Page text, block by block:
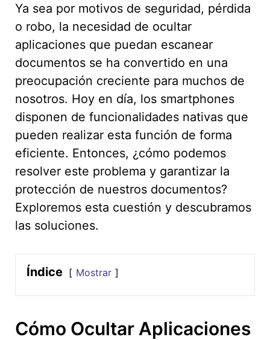
Ya sea por motivos de seguridad, pérdida
o robo, la necesidad de ocultar
aplicaciones que puedan escanear
documentos se ha convertido en una
preocupación creciente para muchos de
nosotros. Hoy en día, los smartphones
disponen de funcionalidades nativas que
pueden realizar esta función de forma
eficiente. Entonces, ¿cómo podemos
resolver este problema y garantizar la
protección de nuestros documentos?
Exploremos esta cuestión y descubramos
las soluciones.
Índice Mostrar
Cómo Ocultar Aplicaciones